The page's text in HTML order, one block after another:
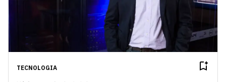
TECNOLOGIA